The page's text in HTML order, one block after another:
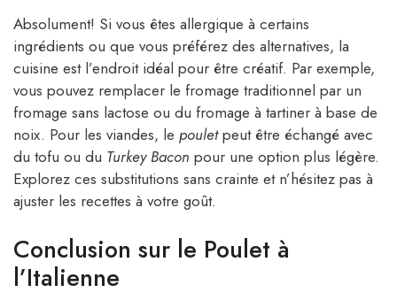
Absolument! Si vous êtes allergique à certains
ingrédients ou que vous préférez des alternatives, la
cuisine est l’endroit idéal pour être créatif. Par exemple,
vous pouvez remplacer le fromage traditionnel par un
fromage sans lactose ou du fromage à tartiner à base de
noix. Pour les viandes, le pouletpeut être échangé avec
du tofu ou du Turkey Bacon pour une option plus légère.
Explorez ces substitutions sans crainte et n’hésitez pas à
ajuster les recettes à votre goût.
Conclusion sur le Poulet à
l’Italienne